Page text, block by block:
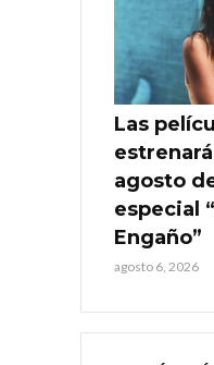
Las
agosto
especial
Engaño”
agosto 6, 2026